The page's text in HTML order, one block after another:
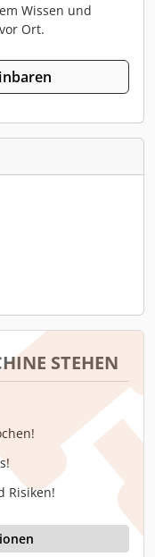
Wissen und
Ort.
STEHEN
Risiken!